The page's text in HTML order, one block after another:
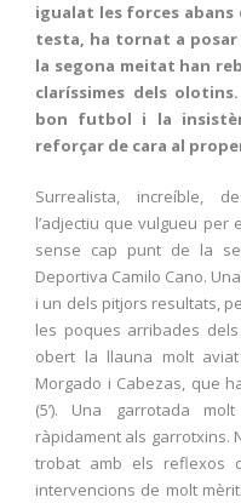
igualat les forces abans
testa, ha tornat a posar
la segona meitat han
claríssimes dels
bon futbol i la
reforçar de cara al
Surrealista, increíble,
l’adjectiu que vulgueu per
sense cap punt de la
Deportiva Camilo Cano.
i un dels pitjors resultats,
les poques arribades
obert la llauna molt
Morgado i Cabezas, que
(5’). Una garrotada
ràpidament als garrotxins.
trobat amb els reflexos
intervencions de molt